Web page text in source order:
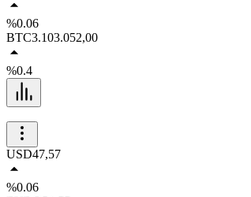
%0.06
BTC3.103.052,00
%0.4
USD47,57
%0.06